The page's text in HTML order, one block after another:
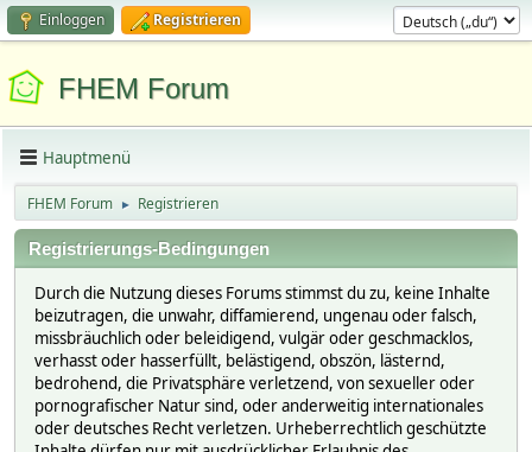
Einloggen Registrieren
FHEM Forum
Hauptmenü
FHEM Forum ► Registrieren
Registrierungs-Bedingungen
Durch die Nutzung dieses Forums stimmst du zu, keine Inhalte
beizutragen, die unwahr, diffamierend, ungenau oder falsch,
missbräuchlich oder beleidigend, vulgär oder geschmacklos,
verhasst oder hasserfüllt, belästigend, obszön, lästernd,
bedrohend, die Privatsphäre verletzend, von sexueller oder
pornografischer Natur sind, oder anderweitig internationales
oder deutsches Recht verletzen. Urheberrechtlich geschützte